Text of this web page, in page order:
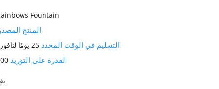
Fountain
المنتج المصدر
التسليم في الوقت المحدد 25 يومًا لنافورة المياه الموسيقية
القدرة على التوريد 1000